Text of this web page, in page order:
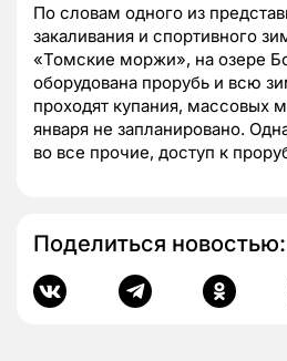
По словам одного из
закаливания и спортивного
«Томские моржи», на озере
оборудована прорубь и всю
проходят купания, массовых
января не запланировано.
во все прочие, доступ к
Поделиться новостью: